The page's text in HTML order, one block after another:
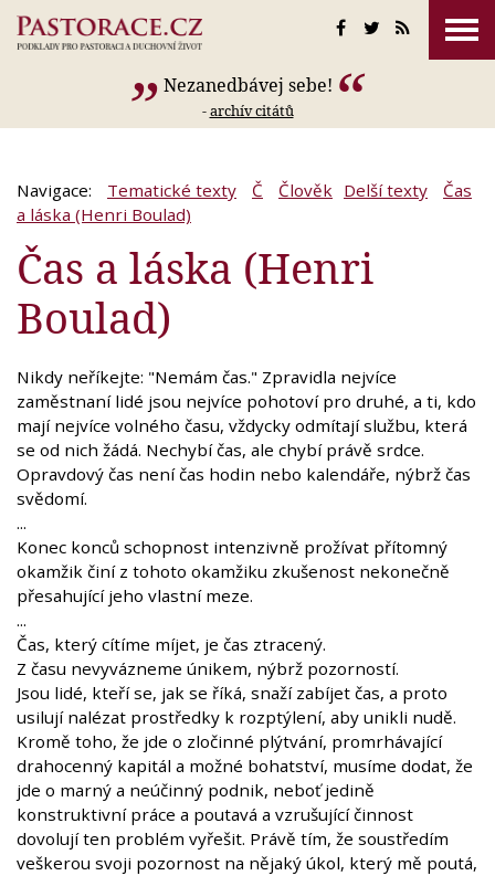
Nezanedbávej sebe!
-archív citátů
Navigace: Tematické texty Č Člověk Delší texty
Čas
a láska (Henri Boulad)
Čas a láska (Henri
Boulad)
Nikdy neříkejte: "Nemám čas." Zpravidla nejvíce
zaměstnaní lidé jsou nejvíce pohotoví pro druhé, a ti, kdo
mají nejvíce volného času, vždycky odmítají službu, která
se od nich žádá. Nechybí čas, ale chybí právě srdce.
Opravdový čas není čas hodin nebo kalendáře, nýbrž čas
svědomí.
...
Konec konců schopnost intenzivně prožívat přítomný
okamžik činí z tohoto okamžiku zkušenost nekonečně
přesahující jeho vlastní meze.
...
Čas, který cítíme míjet, je čas ztracený.
Z času nevyvázneme únikem, nýbrž pozorností.
Jsou lidé, kteří se, jak se říká, snaží zabíjet čas, a proto
usilují nalézat prostředky k rozptýlení, aby unikli nudě.
Kromě toho, že jde o zločinné plýtvání, promrhávající
drahocenný kapitál a možné bohatství, musíme dodat, že
jde o marný a neúčinný podnik, neboť jedině
konstruktivní práce a poutavá a vzrušující činnost
dovolují ten problém vyřešit. Právě tím, že soustředím
veškerou svoji pozornost na nějaký úkol, který mě poutá,